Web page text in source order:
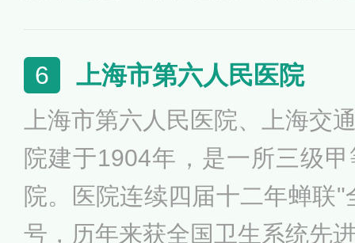
三人民医院进行了资源整合，
局，统一管理。
6 上海市第六人民医院
上海市第六人民医院、上海交
院建于1904年，是一所三级
院。医院连续四届十二年蝉联
号，历年来获全国卫生系统先